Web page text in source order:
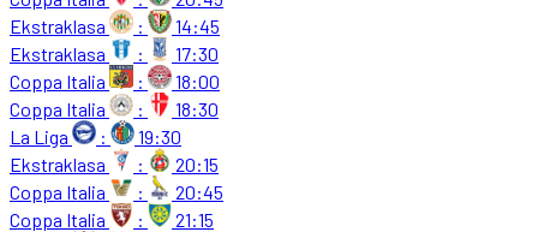
Ekstraklasa
:
14:45
Ekstraklasa
:
17:30
Coppa Italia
:
18:00
Coppa Italia
:
18:30
La Liga
:
19:30
Ekstraklasa
:
20:15
Coppa Italia
:
20:45
Coppa Italia
:
21:15